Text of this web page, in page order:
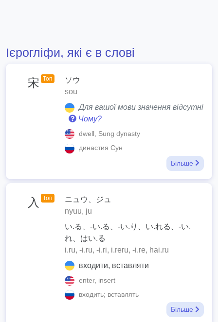
Ієрогліфи, які є в слові
宋 Топ
ソウ
sou
Для вашої мови значення відсутні
Чому?
dwell, Sung dynasty
династия Сун
Більше
入 Топ
ニュウ、ジュ
nyuu, ju
い.る、-い.る、-い.り、い.れる、-い.
れ、はい.る
i.ru, -i.ru, -i.ri, i.reru, -i.re, hai.ru
входити, вставляти
enter, insert
входить; вставлять
Більше